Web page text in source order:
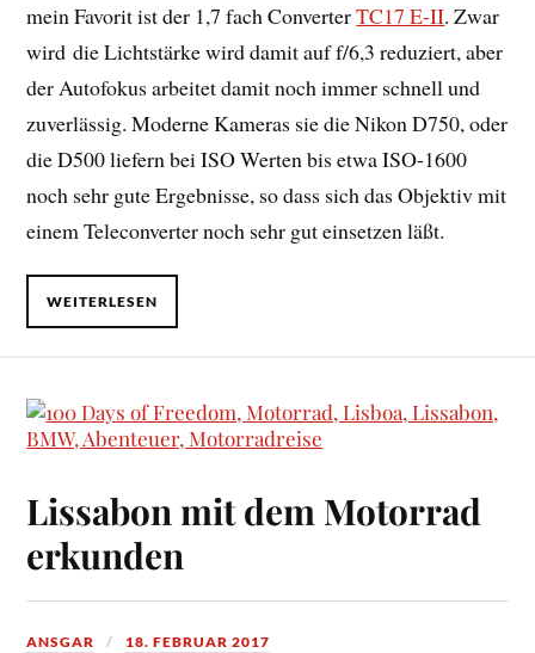
mein Favorit ist der 1,7 fach ConverterTC17 E-II. Zwar
wird die Lichtstärke wird damit auf f/6,3 reduziert, aber
der Autofokus arbeitet damit noch immer schnell und
zuverlässig. Moderne Kameras sie die Nikon D750, oder
die D500 liefern bei ISO Werten bis etwa ISO-1600
noch sehr gute Ergebnisse, so dass sich das Objektiv mit
einem Teleconverter noch sehr gut einsetzen läßt.
WEITERLESEN
Lissabon mit dem Motorrad
erkunden
ANSGAR 18. FEBRUAR 2017